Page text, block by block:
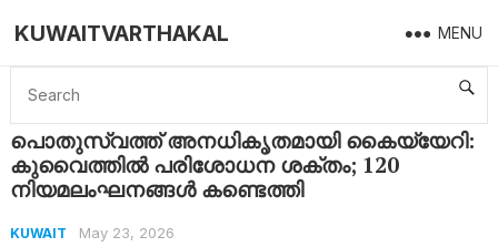
KUWAITVARTHAKAL MENU
Home Kuwait പൊതുസ്വത്ത് അനധികൃതമായി കൈയ്യേറി: കുവൈത്തിൽ പരിശോധന ശക്തം; 120 നിയമലംഘനങ്ങൾ കണ്ടെത്തി
പൊതുസ്വത്ത് അനധികൃതമായി കൈയ്യേറി:
കുവൈത്തിൽ പരിശോധന ശക്തം; 120
നിയമലംഘനങ്ങൾ കണ്ടെത്തി
KUWAIT May 23, 2026